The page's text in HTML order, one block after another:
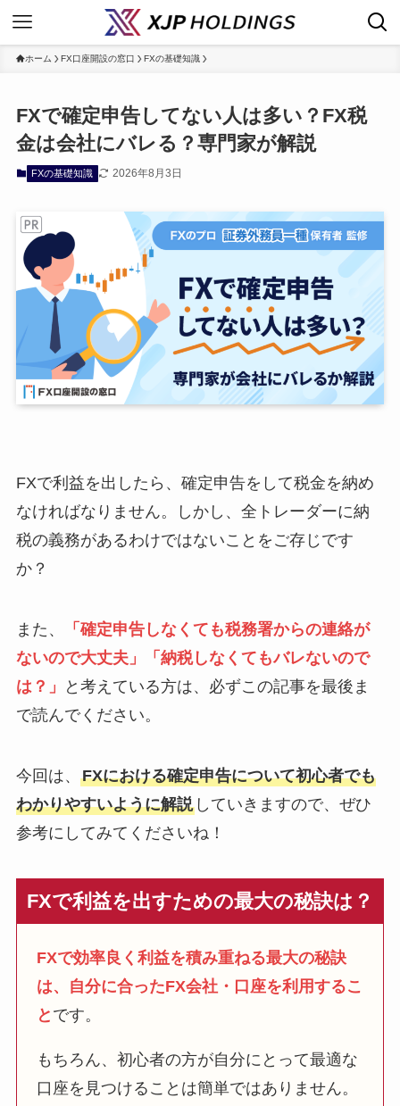
ホーム FX口座開設の窓口 FXの基礎知識
FXで確定申告してない人は多い？FX税
金は会社にバレる？専門家が解説
FXの基礎知識 2026年8月3日
FXで利益を出したら、確定申告をして税金を納め
なければなりません。しかし、全トレーダーに納
税の義務があるわけではないことをご存じです
か？
また、
「確定申告しなくても税務署からの連絡が
ないので大丈夫」「納税しなくてもバレないので
は？」
と考えている方は、必ずこの記事を最後ま
で読んでください。
今回は、 FXにおける確定申告について初心者でも
わかりやすいように解説していきますので、ぜひ
参考にしてみてくださいね！
FXで利益を出すための最大の秘訣は？
FXで効率良く利益を積み重ねる最大の秘訣
は、自分に合ったFX会社・口座を利用するこ
と です。
もちろん、初心者の方が自分にとって最適な
口座を見つけることは簡単ではありません。